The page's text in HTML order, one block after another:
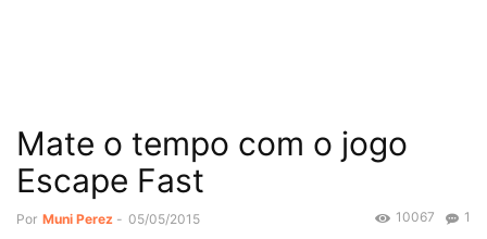
Mate o tempo com o jogo
Escape Fast
Por Muni Perez - 05/05/2015 1
10067